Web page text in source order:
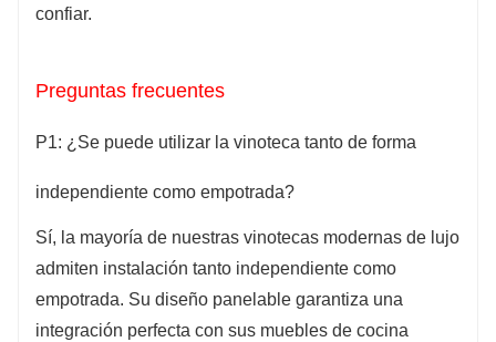
confiar.
Preguntas frecuentes
P1: ¿Se puede utilizar la vinoteca tanto de forma
independiente como empotrada?
Sí, la mayoría de nuestras vinotecas modernas de lujo
admiten instalación tanto independiente como
empotrada. Su diseño panelable garantiza una
integración perfecta con sus muebles de cocina